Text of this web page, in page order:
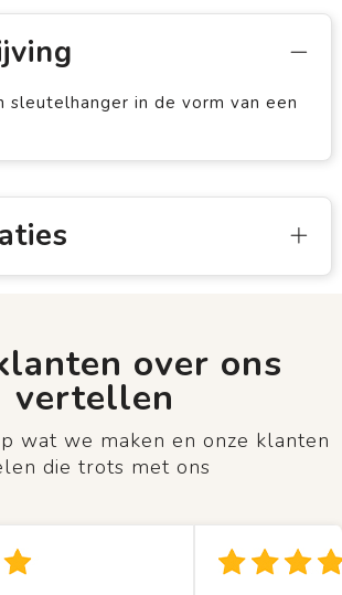
sleutelhanger in de vorm van een
over ons
vertellen
wat we maken en onze klanten
die trots met ons